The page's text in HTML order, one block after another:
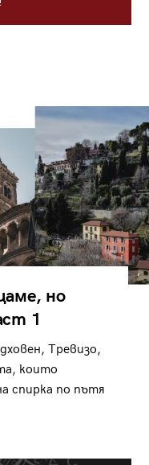
но
1
Тревизо,
които
спирка по пътя